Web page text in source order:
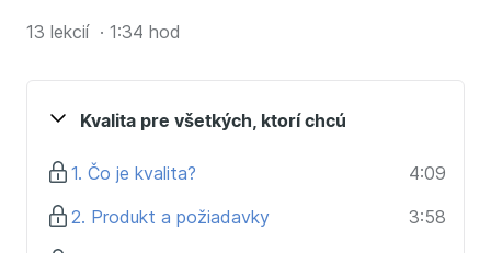
(len záujemca)
vás bude prvou lekciou (uchádzač)
sú z iných odborov priemyslu, ale chcú získať
všeobecný prehľad
13 lekcií · 1:34 hod
Kvalita pre všetkých, ktorí chcú
1. Čo je kvalita?
4:09
2. Produkt a požiadavky
3:58